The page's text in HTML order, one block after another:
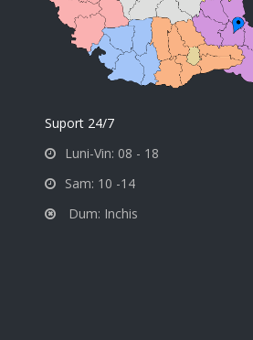
Suport 24/7
Luni-Vin: 08 - 18
Sam: 10 -14
Dum: Inchis